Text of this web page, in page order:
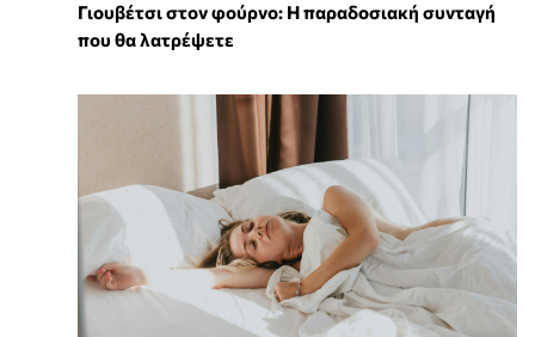
Γιουβέτσι στον φούρνο: Η παραδοσιακή συνταγή
που θα λατρέψετε